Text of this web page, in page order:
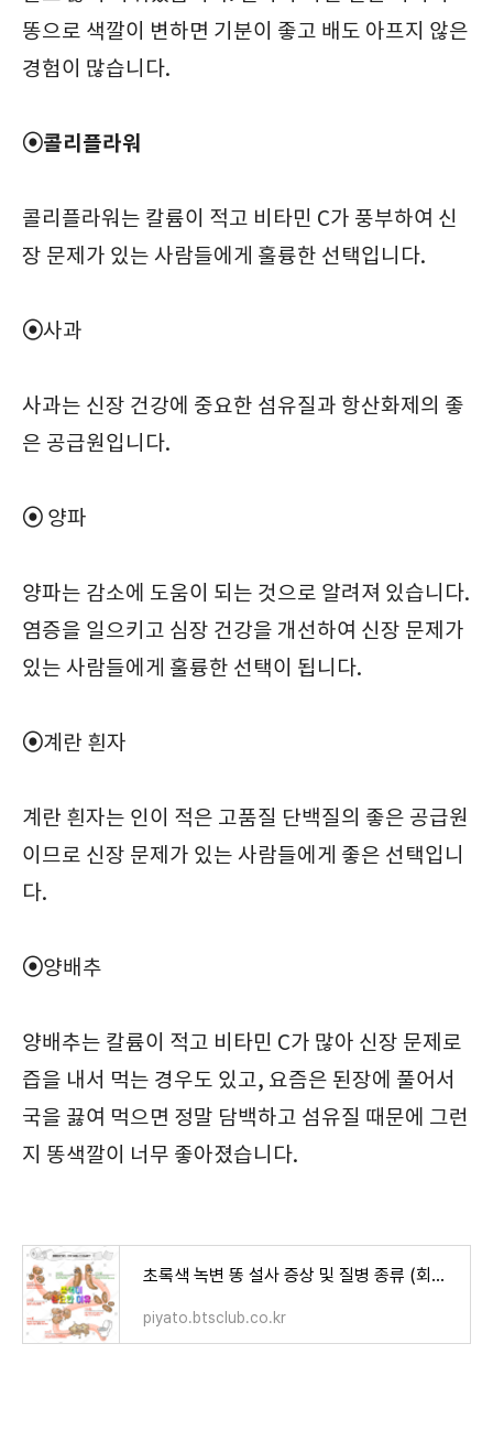
똥으로 색깔이 변하면 기분이 좋고 배도 아프지 않은
경험이 많습니다.
⦿콜리플라워
콜리플라워는 칼륨이 적고 비타민 C가 풍부하여 신
장 문제가 있는 사람들에게 훌륭한 선택입니다.
⦿사과
사과는 신장 건강에 중요한 섬유질과 항산화제의 좋
은 공급원입니다.
⦿ 양파
양파는 감소에 도움이 되는 것으로 알려져 있습니다.
염증을 일으키고 심장 건강을 개선하여 신장 문제가
있는 사람들에게 훌륭한 선택이 됩니다.
⦿계란 흰자
계란 흰자는 인이 적은 고품질 단백질의 좋은 공급원
이므로 신장 문제가 있는 사람들에게 좋은 선택입니
다.
⦿양배추
양배추는 칼륨이 적고 비타민 C가 많아 신장 문제로
즙을 내서 먹는 경우도 있고, 요즘은 된장에 풀어서
국을 끓여 먹으면 정말 담백하고 섬유질 때문에 그런
지 똥색깔이 너무 좋아졌습니다.
초록색 녹변 똥 설사 증상 및 질병 종류 (회색 검은색 빨강 색상별 증상)
piyato.btsclub.co.kr